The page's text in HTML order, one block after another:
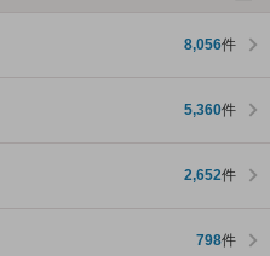
8,056件
5,360件
2,652件
798件